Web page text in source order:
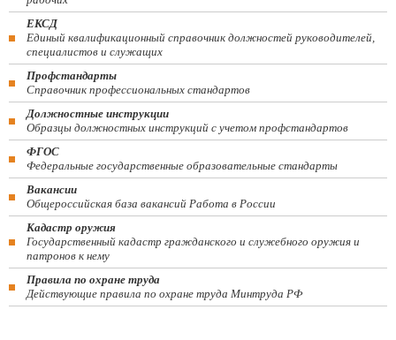
ЕКСД
Единый квалификационный справочник должностей руководителей,
специалистов и служащих
Профстандарты
Справочник профессиональных стандартов
Должностные инструкции
Образцы должностных инструкций с учетом профстандартов
ФГОС
Федеральные государственные образовательные стандарты
Вакансии
Общероссийская база вакансий Работа в России
Кадастр оружия
Государственный кадастр гражданского и служебного оружия и
патронов к нему
Правила по охране труда
Действующие правила по охране труда Минтруда РФ